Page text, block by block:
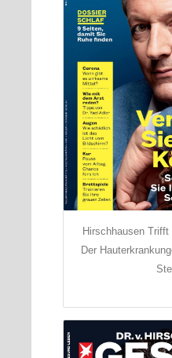
Hirschhausen
Der